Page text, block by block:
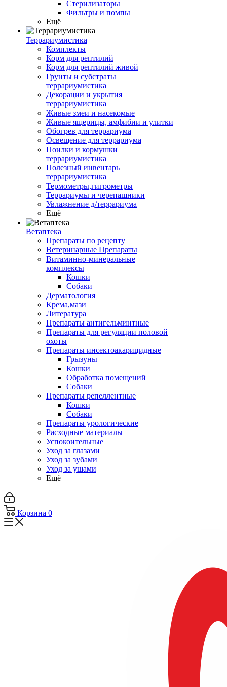
Стерилизаторы
Фильтры и помпы
Ещё
Террариумистика
Комплекты
Корм для рептилий
Корм для рептилий живой
Грунты и субстраты
террариумистика
Декорации и укрытия
террариумистика
Живые змеи и насекомые
Живые ящерицы, амфибии и улитки
Обогрев для террариума
Освещение для террариума
Поилки и кормушки
террариумистика
Полезный инвентарь
террариумистика
Термометры,гигрометры
Террариумы и черепашники
Увлажнение д/террариума
Ещё
Ветаптека
Препараты по рецепту
Ветеринарные Препараты
Витаминно-минеральные
комплексы
Кошки
Собаки
Дерматология
Крема,мази
Литература
Препараты антигельминтные
Препараты для регуляции половой
охоты
Препараты инсектоакарицидные
Грызуны
Кошки
Обработка помещений
Собаки
Препараты репеллентные
Кошки
Собаки
Препараты урологические
Расходные материалы
Успокоительные
Уход за глазами
Уход за зубами
Уход за ушами
Ещё
Корзина 0